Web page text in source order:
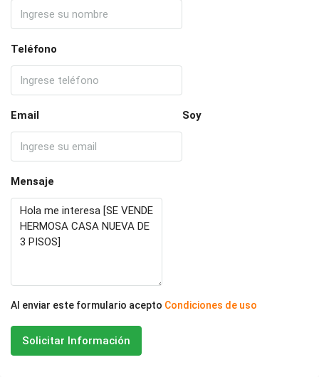
Teléfono
Email Soy
Mensaje
Al enviar este formulario acepto Condiciones de uso
Solicitar Información